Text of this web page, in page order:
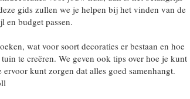
gids zullen we je helpen bij het vinden van de
en budget passen.
wat voor soort decoraties er bestaan en hoe
te creëren. We geven ook tips over hoe je kunt
kunt zorgen dat alles goed samenhangt.